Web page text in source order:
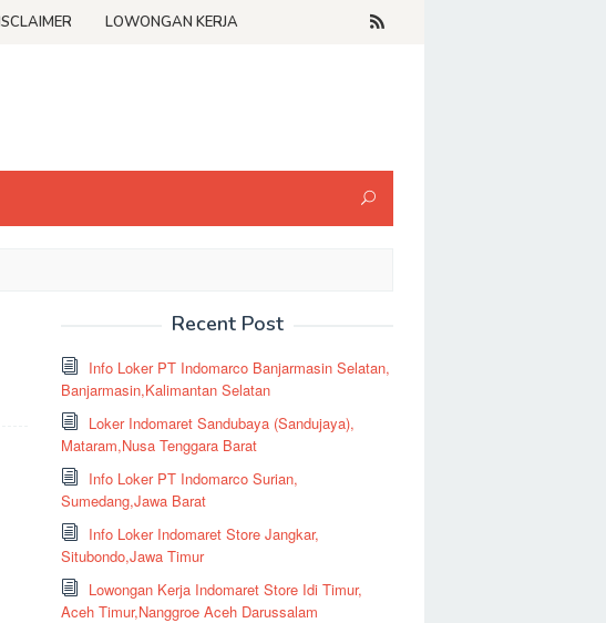
LOWONGAN KERJA
Recent Post
Info Loker PT Indomarco Banjarmasin Selatan,
Banjarmasin,Kalimantan Selatan
Loker Indomaret Sandubaya (Sandujaya),
Mataram,Nusa Tenggara Barat
Info Loker PT Indomarco Surian,
Sumedang,Jawa Barat
Info Loker Indomaret Store Jangkar,
Situbondo,Jawa Timur
Lowongan Kerja Indomaret Store Idi Timur,
Aceh Timur,Nanggroe Aceh Darussalam